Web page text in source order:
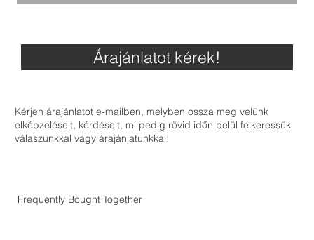
Árajánlatot kérek!
Kérjen árajánlatot e-mailben, melyben ossza meg velünk
elképzeléseit, kérdéseit, mi pedig rövid időn belül felkeressük
válaszunkkal vagy árajánlatunkkal!
Frequently Bought Together